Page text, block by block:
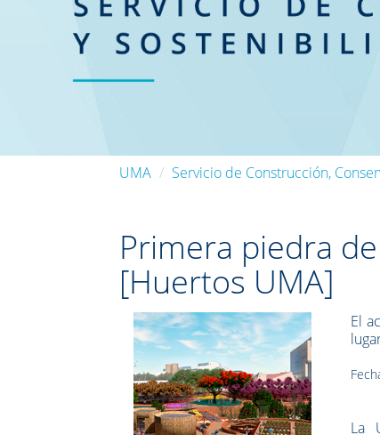
UMA Servicio de Construcción,
Primera piedra
[Huertos UMA]
El
La